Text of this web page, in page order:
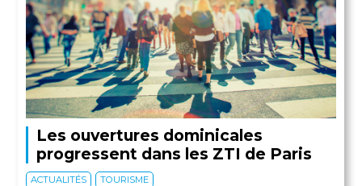
Les ouvertures dominicales
progressent dans les ZTI de Paris
ACTUALITÉS TOURISME